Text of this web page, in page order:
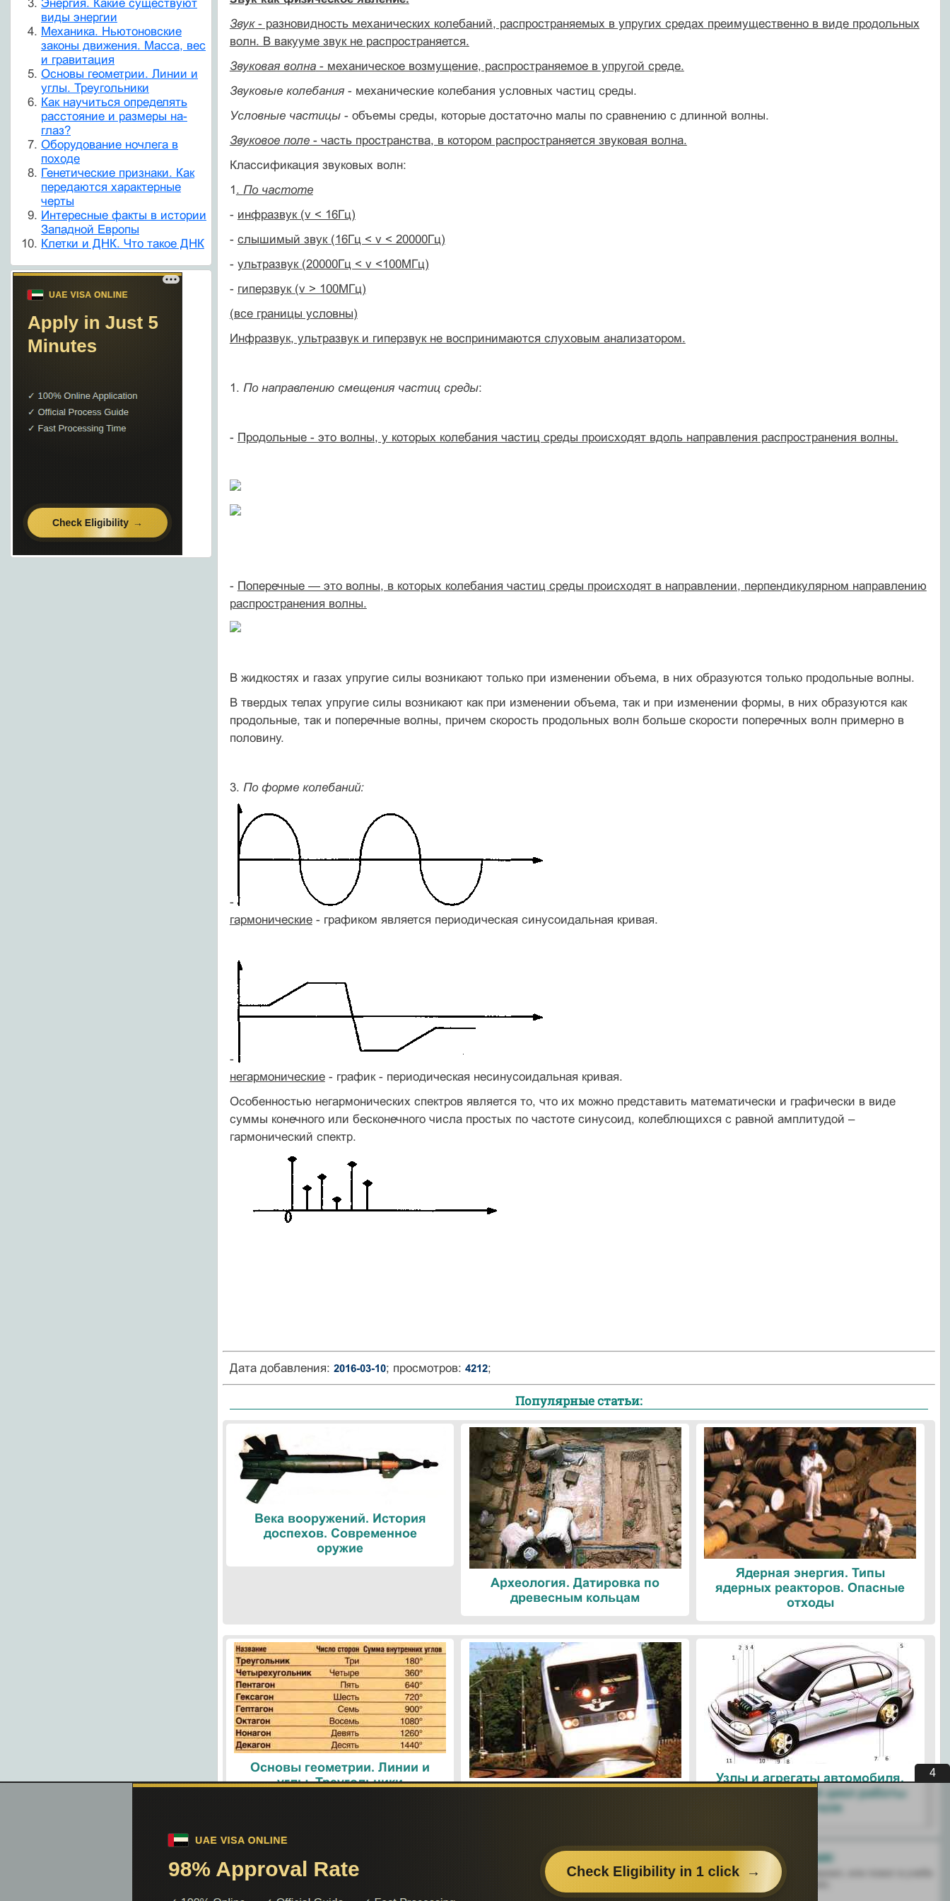
Звук- разновидность механических колебаний, распространяемых в упругих средах преимущественно в виде продольных
волн. В вакууме звук не распространяется.
Звуковая волна- механическое возмущение, распространяемое в упругой среде.
Звуковые колебания- механические колебания условных частиц среды.
Условные частицы- объемы среды, которые достаточно малы по сравнению с длинной волны.
Звуковое поле- часть пространства, в котором распространяется звуковая волна.
Классификация звуковых волн:
1. По частоте
- инфразвук (v < 16Гц)
- слышимый звук (16Гц < v < 20000Гц)
- ультразвук (20000Гц < v <100МГц)
- гиперзвук (v > 100МГц)
(все границы условны)
Инфразвук, ультразвук и гиперзвук не воспринимаются слуховым анализатором.
1. По направлению смещения частиц среды:
- Продольные - это волны, у которых колебания частиц среды происходят вдоль направления распространения волны.
- Поперечные — это волны, в которых колебания частиц среды происходят в направлении, перпендикулярном направлению
распространения волны.
В жидкостях и газах упругие силы возникают только при изменении объема, в них образуются только продольные волны.
В твердых телах упругие силы возникают как при изменении объема, так и при изменении формы, в них образуются как
продольные, так и поперечные волны, причем скорость продольных волн больше скорости поперечных волн примерно в
половину.
3. По форме колебаний:
-
гармонические- графиком является периодическая синусоидальная кривая.
-
негармонические- график - периодическая несинусоидальная кривая.
Особенностью негармонических спектров является то, что их можно представить математически и графически в виде
суммы конечного или бесконечного числа простых по частоте синусоид, колеблющихся с равной амплитудой –
гармонический спектр.
Дата добавления: 2016-03-10; просмотров: 4212;
Популярные статьи:
Века вооружений. История
доспехов. Современное
оружие
Археология. Датировка по
древесным кольцам
Ядерная энергия. Типы
ядерных реакторов. Опасные
отходы
Основы геометрии. Линии и
углы. Треугольники
Поезда. Современные
Узлы и агрегаты автомобиля.
Четырехтактный цикл работы
двигателя
Энергия. Какие существуют
виды энергии
Механика. Ньютоновские
законы движения. Масса, вес
и гравитация
Основы геометрии. Линии и
углы. Треугольники
Как научиться определять
расстояние и размеры на-
глаз?
Оборудование ночлега в
походе
Генетические признаки. Как
передаются характерные
черты
Интересные факты в истории
Западной Европы
Клетки и ДНК. Что такое ДНК
При помощи поиска вы сможете найти нужную вам информацию.
Поделитесь с друзьями:
Если вам перенёс пользу информационный материал, или помог в учебе
– поделитесь этим сайтом с друзьями и знакомыми.
3